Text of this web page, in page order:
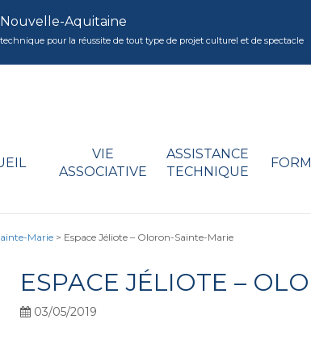
Aquitaine
pour la réussite de tout type de projet culturel et de spectacle
VIE
ASSOCIATIVE
ASSISTANCE
TECHNIQUE
Marie > Espace Jéliote – Oloron-Sainte-Marie
ESPACE JÉLIOTE –
03/05/2019